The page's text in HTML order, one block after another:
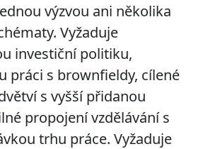
výzvou ani několika
Vyžaduje
investiční politiku,
práci s brownfieldy, cílené
s vyšší přidanou
propojení vzdělávání s
trhu práce. Vyžaduje